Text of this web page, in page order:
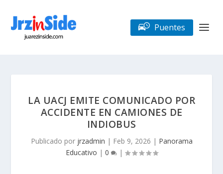
Puentes
LA UACJ EMITE COMUNICADO POR
ACCIDENTE EN CAMIONES DE
INDIOBUS
Publicado por jrzadmin | Feb 9, 2026 | Panorama
Educativo | 0 |